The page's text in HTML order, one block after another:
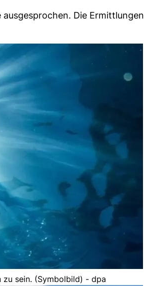
Die Ermittlungen
zu sein. (Symbolbild) - dpa